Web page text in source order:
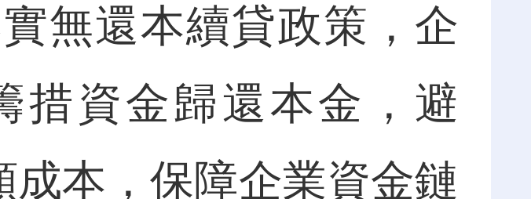
無還本續貸政策，企
措資金歸還本金，避
成本，保障企業資金鏈